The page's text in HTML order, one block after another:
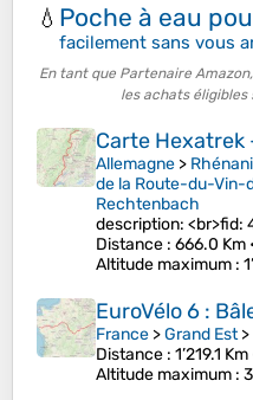
💧 Poche à eau
facilement sans vous
En tant que Partenaire
les achats éligibles
Carte Hexatrek
Allemagne >
de la Route-du-Vin-
Rechtenbach
description: <br>fid:
Distance : 666.0 Km
Altitude maximum :
EuroVélo 6 :
France >Grand Est>
Distance : 1’219.1 Km
Altitude maximum :